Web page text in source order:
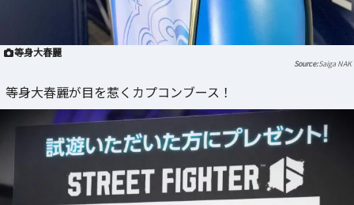
等身大春麗
Saiga NAK
等身大春麗が目を惹くカプコンブース！